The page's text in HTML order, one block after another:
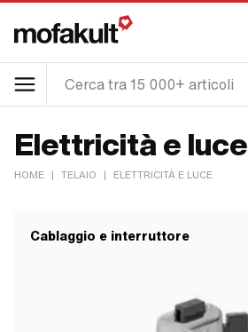
Elettricità e luce
HOME | TELAIO | ELETTRICITÀ E LUCE
Cablaggio e interruttore